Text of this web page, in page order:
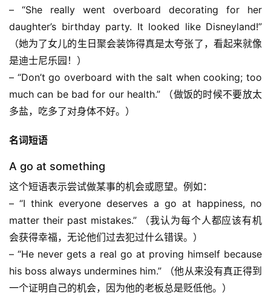
– “She really went overboard decorating for her
daughter’s birthday party. It looked like Disneyland!”
（她为了女儿的生日聚会装饰得真是太夸张了，看起来就像
是迪士尼乐园！）
– “Don’t go overboard with the salt when cooking; too
much can be bad for our health.” （做饭的时候不要放太
多盐，吃多了对身体不好。）
名词短语
A go at something
这个短语表示尝试做某事的机会或愿望。例如：
– “I think everyone deserves a go at happiness, no
matter their past mistakes.” （我认为每个人都应该有机
会获得幸福，无论他们过去犯过什么错误。）
– “He never gets a real go at proving himself because
his boss always undermines him.” （他从来没有真正得到
一个证明自己的机会，因为他的老板总是贬低他。）